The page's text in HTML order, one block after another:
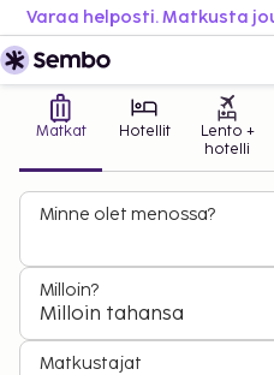
Matkat Hotellit
Lento +
hotelli
Minne olet menossa?
Milloin?
Milloin tahansa
Matkustajat